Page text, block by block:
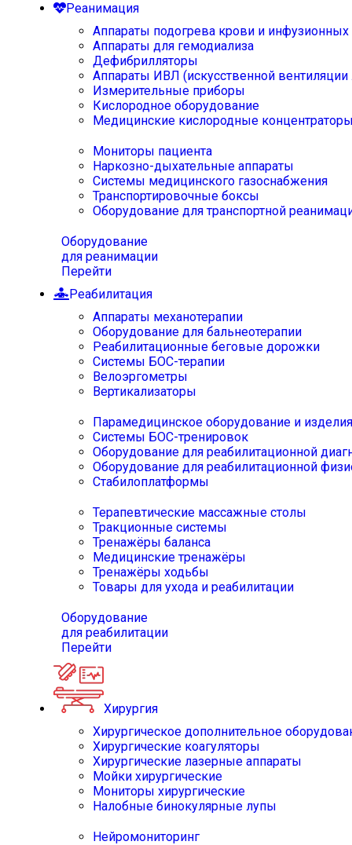
Реанимация
Аппараты подогрева крови и инфузионных
Аппараты для гемодиализа
Дефибрилляторы
Аппараты ИВЛ (искусственной вентиляции
Измерительные приборы
Кислородное оборудование
Медицинские кислородные
Мониторы пациента
Наркозно-дыхательные аппараты
Системы медицинского газоснабжения
Транспортировочные боксы
Оборудование для транспортной
Оборудование
для реанимации
Перейти
Реабилитация
Аппараты механотерапии
Оборудование для бальнеотерапии
Реабилитационные беговые дорожки
Системы БОС-терапии
Велоэргометры
Вертикализаторы
Парамедицинское оборудование и изделия
Системы БОС-тренировок
Оборудование для реабилитационной
Оборудование для реабилитационной
Стабилоплатформы
Терапевтические массажные столы
Тракционные системы
Тренажёры баланса
Медицинские тренажёры
Тренажёры ходьбы
Товары для ухода и реабилитации
Оборудование
для реабилитации
Перейти
Хирургия
Хирургическое дополнительное
Хирургические коагуляторы
Хирургические лазерные аппараты
Мойки хирургические
Мониторы хирургические
Налобные бинокулярные лупы
Нейромониторинг